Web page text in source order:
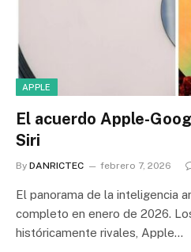
APPLE
El acuerdo Apple-
Siri
By DANRICTEC febrero 7, 2026
El panorama de la inteligencia
completo en enero de 2026.
históricamente rivales, Apple…